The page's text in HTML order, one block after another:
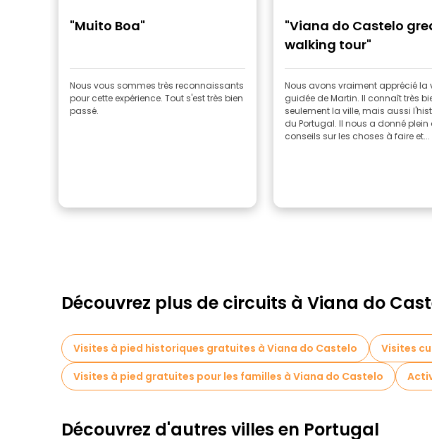
"Muito Boa"
Nous vous sommes très reconnaissants
pour cette expérience. Tout s'est très bien
passé.
"Viana do Castelo
walking tour"
Nous avons vraiment apprécié la
guidée de Martin. Il connaît très
seulement la ville, mais aussi
du Portugal. Il nous a donné plein
conseils sur les choses à faire et...
Découvrez plus de circuits à Viana do
Visites à pied historiques gratuites à Viana do Castelo
Visites
Visites à pied gratuites pour les familles à Viana do Castelo
Découvrez d'autres villes en Portugal